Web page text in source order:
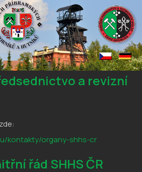
a revizní
kontakty/organy-shhs-cr
řád SHHS ČR